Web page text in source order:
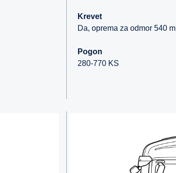
Krevet
Da, oprema za odmor 540
Pogon
280-770 KS